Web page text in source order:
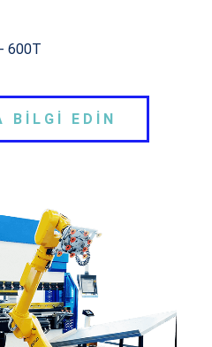
600T
BİLGİ EDİN